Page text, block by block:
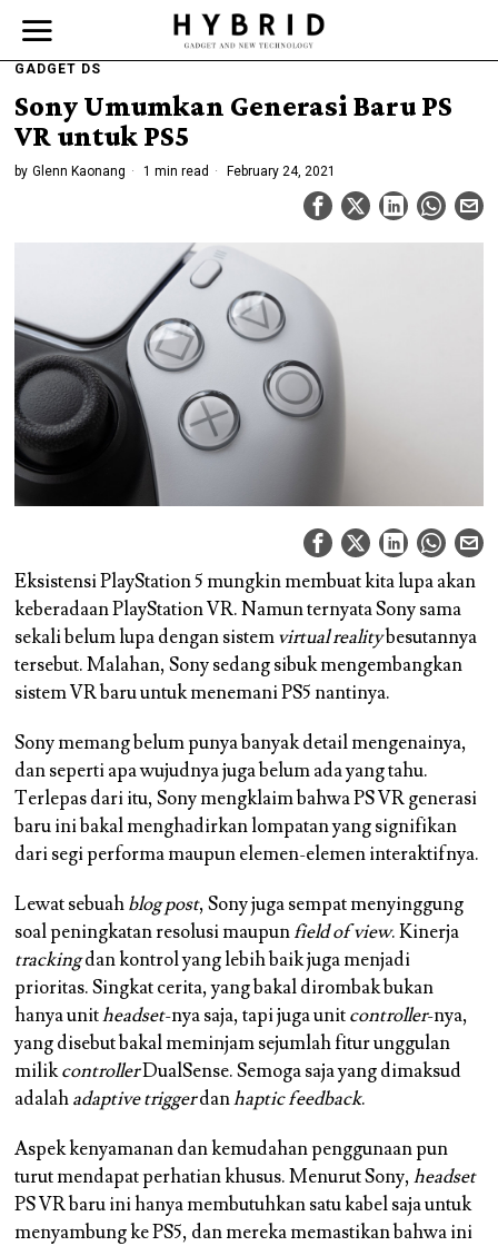
GADGET DS
Sony Umumkan Generasi Baru PS
VR untuk PS5
by Glenn Kaonang 1 min read February 24, 2021
Eksistensi PlayStation 5 mungkin membuat kita lupa akan
keberadaan PlayStation VR. Namun ternyata Sony sama
sekali belum lupa dengan sistemvirtual realitybesutannya
tersebut. Malahan, Sony sedang sibuk mengembangkan
sistem VR baru untuk menemani PS5 nantinya.
Sony memang belum punya banyak detail mengenainya,
dan seperti apa wujudnya juga belum ada yang tahu.
Terlepas dari itu, Sony mengklaim bahwa PS VR generasi
baru ini bakal menghadirkan lompatan yang signifikan
dari segi performa maupun elemen-elemen interaktifnya.
Lewat sebuahblog post, Sony juga sempat menyinggung
soal peningkatan resolusi maupunfield of view. Kinerja
trackingdan kontrol yang lebih baik juga menjadi
prioritas. Singkat cerita, yang bakal dirombak bukan
hanya unitheadset-nya saja, tapi juga unitcontroller-nya,
yang disebut bakal meminjam sejumlah fitur unggulan
milikcontrollerDualSense. Semoga saja yang dimaksud
adalahadaptive triggerdanhaptic feedback.
Aspek kenyamanan dan kemudahan penggunaan pun
turut mendapat perhatian khusus. Menurut Sony,headset
PS VR baru ini hanya membutuhkan satu kabel saja untuk
menyambung ke PS5, dan mereka memastikan bahwa ini